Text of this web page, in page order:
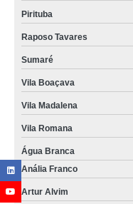
Pirituba
Raposo Tavares
Sumaré
Vila Boaçava
Vila Madalena
Vila Romana
Água Branca
Anália Franco
Artur Alvim